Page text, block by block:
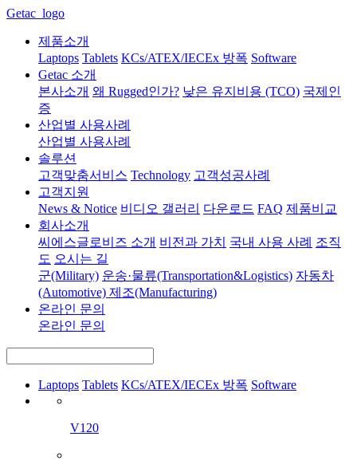
Getac_logo
제품소개
Laptops Tablets KCs/ATEX/IECEx 방폭 Software
Getac 소개
본사소개 왜 Rugged인가? 낮은 유지비용 (TCO) 국제인
증
산업별 사용사례
산업별 사용사례
솔루션
고객맞춤서비스 Technology 고객성공사례
고객지원
News & Notice 비디오 갤러리 다운로드 FAQ 제품비교
회사소개
씨에스글로비즈 소개 비전과 가치 국내 사용 사례 조직
도 오시는 길
군(Military) 운송·물류(Transportation&Logistics) 자동차
(Automotive) 제조(Manufacturing)
온라인 문의
온라인 문의
Laptops Tablets KCs/ATEX/IECEx 방폭 Software
V120